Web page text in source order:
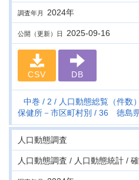
調査年月 2024年
公開（更新）日 2025-09-16
CSV DB
中巻 2
人口動態総覧（件数
保健所－市区町村別
36 徳島
人口動態調査
人口動態調査 / 人口動態統計 /